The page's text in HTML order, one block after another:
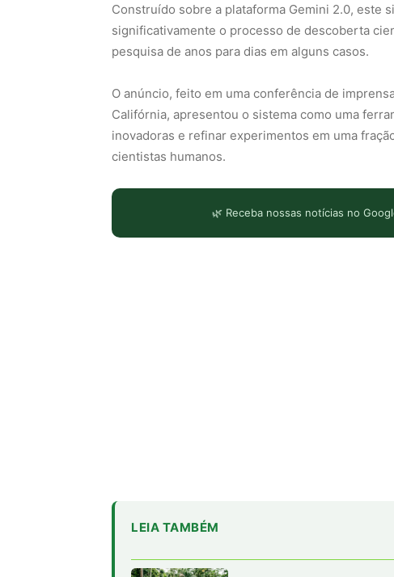
Construído sobre a plataforma Gemini 2.0, este
significativamente o processo de descoberta
pesquisa de anos para dias em alguns casos.
O anúncio, feito em uma conferência de
Califórnia, apresentou o sistema como uma
inovadoras e refinar experimentos em uma
cientistas humanos.
🌿 Receba nossas notícias no
Nova tecnologia amplia